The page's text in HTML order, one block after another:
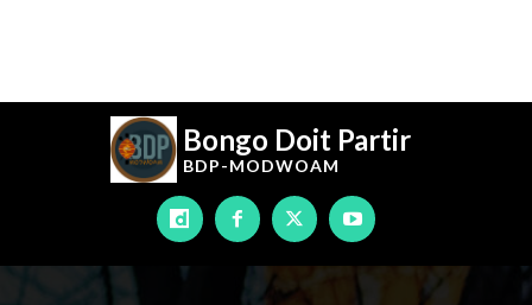
Bongo Doit Partir
BDP-MODWOAM